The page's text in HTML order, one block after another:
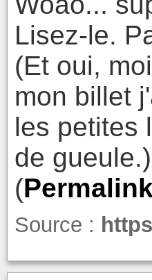
Lisez-le.
(Et oui,
mon billet
les petites
de gueule.)
(Permalink
Source :